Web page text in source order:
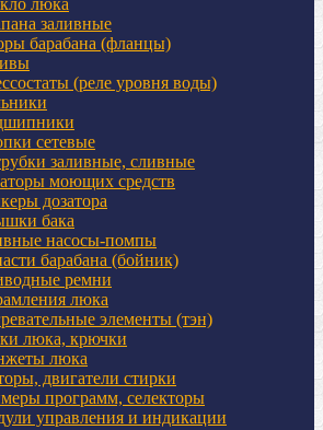
люка
заливные
барабана (фланцы)
(реле уровня воды)
сетевые
заливные, сливные
моющих средств
дозатора
бака
насосы-помпы
барабана (бойник)
ремни
люка
элементы (тэн)
люка, крючки
люка
двигатели стирки
программ, селекторы
управления и индикации